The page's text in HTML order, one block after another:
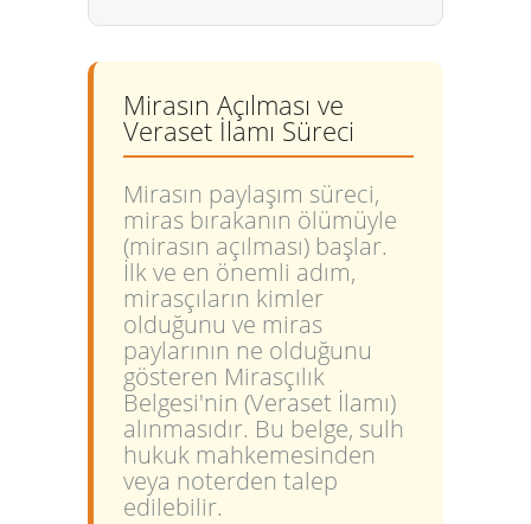
Mirasın Açılması ve
Veraset İlamı Süreci
Mirasın paylaşım süreci,
miras bırakanın ölümüyle
(mirasın açılması) başlar.
İlk ve en önemli adım,
mirasçıların kimler
olduğunu ve miras
paylarının ne olduğunu
gösteren Mirasçılık
Belgesi'nin (Veraset İlamı)
alınmasıdır. Bu belge, sulh
hukuk mahkemesinden
veya noterden talep
edilebilir.